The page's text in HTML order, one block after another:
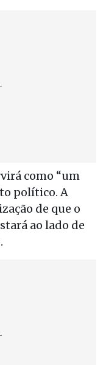
como “um
político. A
de que o
ao lado de